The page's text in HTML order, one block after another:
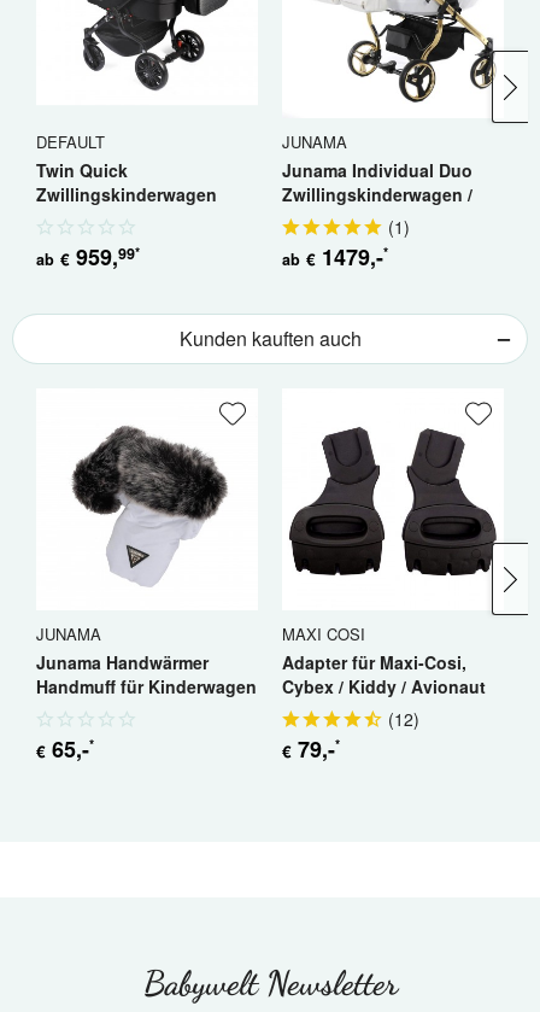
DEFAULT
Twin Quick
Zwillingskinderwagen
Geschwisterwagen
ab € 959,99*
JUNAMA
Junama Individual Duo
Zwillingskinderwagen /
Geschwisterkinderwagen
(1)
ab € 1479,-*
Kunden kauften auch
JUNAMA
Junama Handwärmer
Handmuff für Kinderwagen
€ 65,-*
MAXI COSI
Adapter für Maxi-Cosi,
Cybex / Kiddy / Avionaut
(12)
€ 79,-*
Babywelt Newsletter